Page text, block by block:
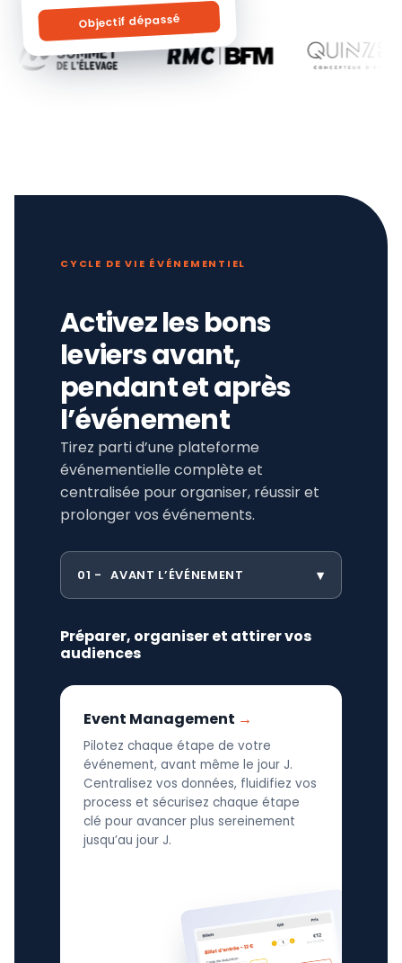
Objectif dépassé
CYCLE DE VIE ÉVÉNEMENTIEL
Activez les bons
leviers avant,
pendant et après
l’événement
Tirez parti d’une plateforme
événementielle complète et
centralisée pour organiser, réussir et
prolonger vos événements.
01 AVANT L’ÉVÉNEMENT
Préparer, organiser et attirer vos
audiences
Event Management
Pilotez chaque étape de votre
événement, avant même le jour J.
Centralisez vos données, fluidifiez vos
process et sécurisez chaque étape
clé pour avancer plus sereinement
jusqu’au jour J.